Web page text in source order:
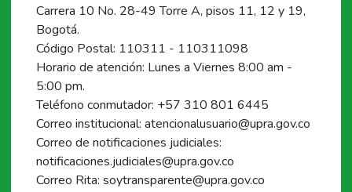
Carrera 10 No. 28-49 Torre A, pisos 11, 12 y 19,
Bogotá.
Código Postal: 110311 - 110311098
Horario de atención: Lunes a Viernes 8:00 am -
5:00 pm.
Teléfono conmutador: +57 310 801 6445
Correo institucional: atencionalusuario@upra.gov.co
Correo de notificaciones judiciales:
notificaciones.judiciales@upra.gov.co
Correo Rita: soytransparente@upra.gov.co